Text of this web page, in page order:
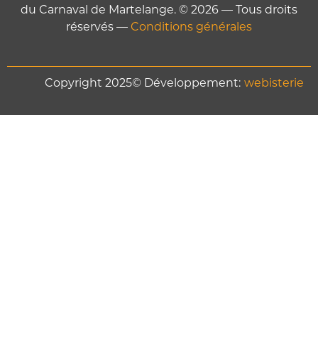
du Carnaval de Martelange. © 2026 — Tous droits
réservés — Conditions générales
Copyright 2025© Développement: webisterie